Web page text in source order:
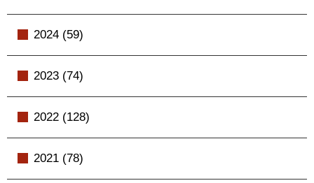
2024 (59)
2023 (74)
2022 (128)
2021 (78)